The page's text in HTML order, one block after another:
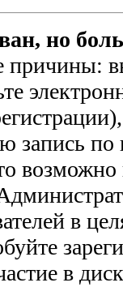
но
причины:
запись
в
в